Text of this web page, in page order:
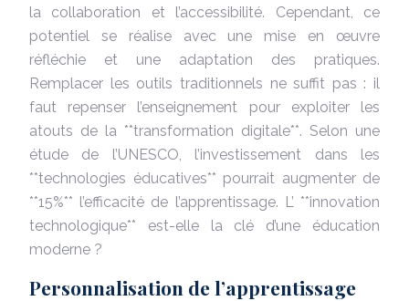
la collaboration et l’accessibilité. Cependant, ce
potentiel se réalise avec une mise en œuvre
réfléchie et une adaptation des pratiques.
Remplacer les outils traditionnels ne suffit pas : il
faut repenser l’enseignement pour exploiter les
atouts de la **transformation digitale**. Selon une
étude de l’UNESCO, l’investissement dans les
**technologies éducatives** pourrait augmenter de
**15%** l’efficacité de l’apprentissage. L’ **innovation
technologique** est-elle la clé d’une éducation
moderne ?
Personnalisation de l’apprentissage